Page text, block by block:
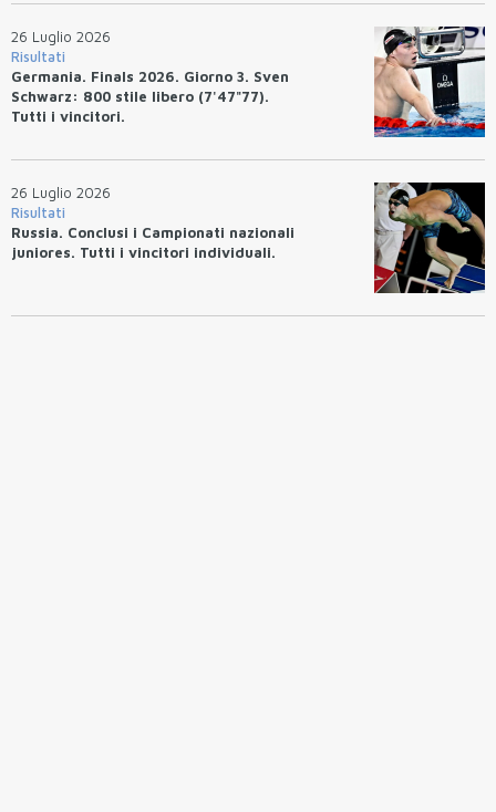
26 Luglio 2026
Risultati
Germania. Finals 2026. Giorno 3. Sven
Schwarz: 800 stile libero (7'47"77).
Tutti i vincitori.
26 Luglio 2026
Risultati
Russia. Conclusi i Campionati nazionali
juniores. Tutti i vincitori individuali.